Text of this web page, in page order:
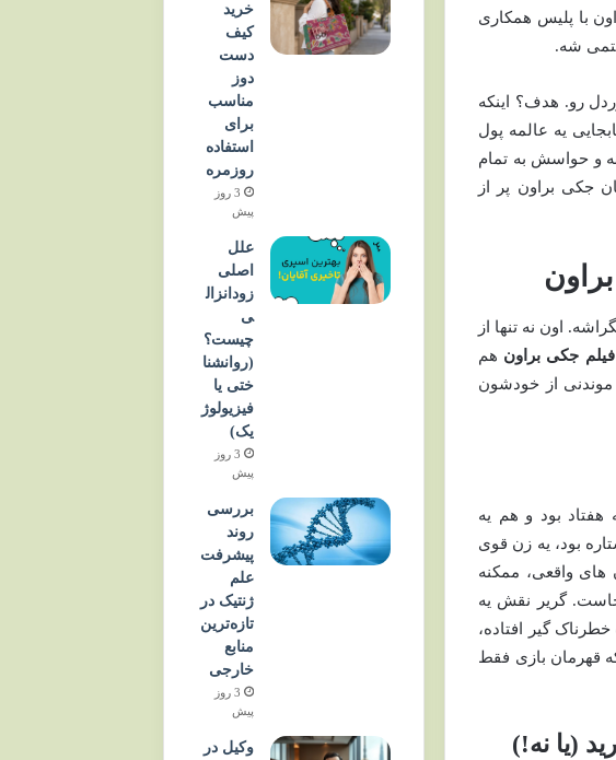
با پلیس همکاری
شه.
رو. هدف؟ اینکه
یه عالمه پول
و حواسش به تمام
جکی براون پر از
اون نه تنها از
فیلم جکی براون هم
موندنی از خودشون
هفتاد بود و هم یه
بود، یه زن قوی
های واقعی، ممکنه
گریر نقش یه
گیر افتاده،
قهرمان بازی فقط
(یا نه!)
خرید
کیف
دست
دوز
مناسب
برای
استفاده
روزمره
3 روز
پیش
علل
اصلی
زودانزال
ی
چیست؟
(روانشنا
ختی یا
فیزیولوژ
یک)
3 روز
پیش
بررسی
روند
پیشرفت
علم
ژنتیک در
تازه‌ترین
منابع
خارجی
3 روز
پیش
وکیل در